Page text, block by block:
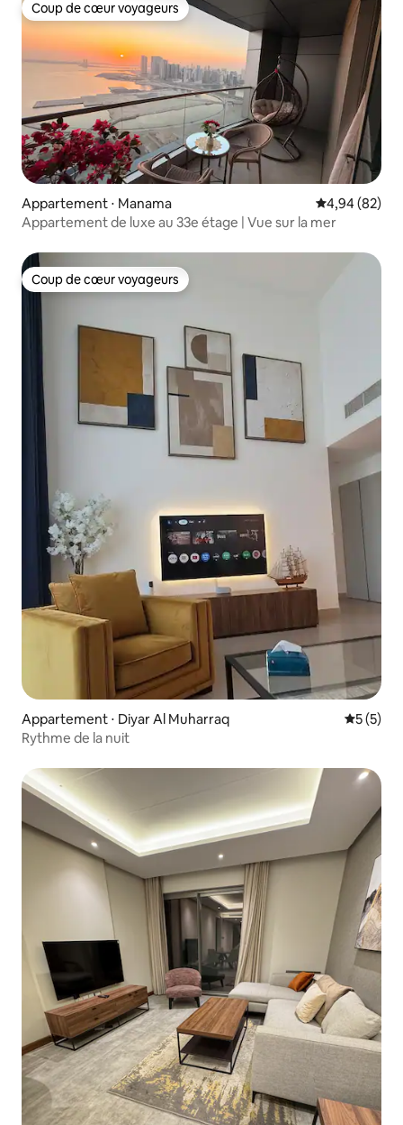
Coup de cœur voyageurs
Coup de cœur voyageurs
Appartement ⋅ Manama Évaluation
4,94 (82)
Appartement de luxe au 33e étage | Vue sur la mer
Coup de cœur voyageurs
Coup de cœur voyageurs
Appartement ⋅ Diyar Al Muharraq
5 (5)
Rythme de la nuit